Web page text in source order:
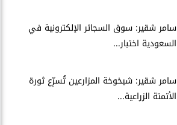
سامر شقير: سوق السجائر الإلكترونية في
السعودية اختبار...
سامر شقير: شيخوخة المزارعين تُسرِّع ثورة
الأتمتة الزراعية...